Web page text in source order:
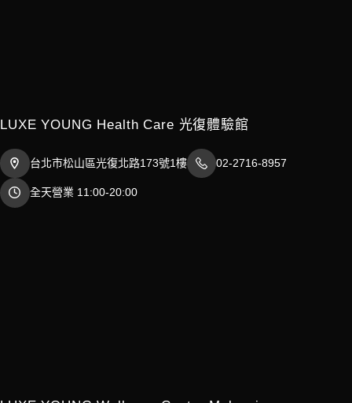
LUXE YOUNG Health Care 光復體驗館
台北市松山區光復北路173號1樓 02-2716-8957
全天營業 11:00-20:00